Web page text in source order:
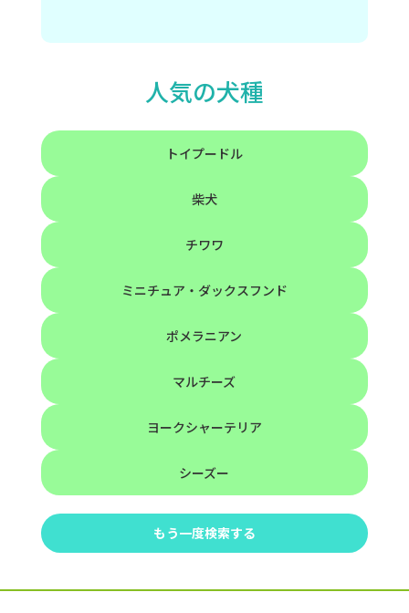
人気の犬種
トイプードル
柴犬
チワワ
ミニチュア・ダックスフンド
ポメラニアン
マルチーズ
ヨークシャーテリア
シーズー
もう一度検索する